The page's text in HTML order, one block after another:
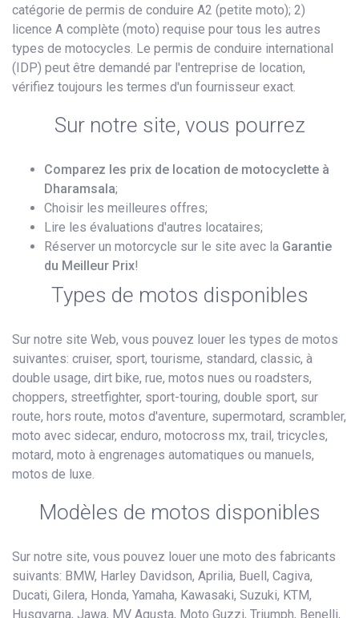
catégorie de permis de conduire A2 (petite moto); 2)
licence A complète (moto) requise pour tous les autres
types de motocycles. Le permis de conduire international
(IDP) peut être demandé par l'entreprise de location,
vérifiez toujours les termes d'un fournisseur exact.
Sur notre site, vous pourrez
Comparez les prix de location de motocyclette à
Dharamsala;
Choisir les meilleures offres;
Lire les évaluations d'autres locataires;
Réserver un motorcycle sur le site avec la Garantie
du Meilleur Prix!
Types de motos disponibles
Sur notre site Web, vous pouvez louer les types de motos
suivantes: cruiser, sport, tourisme, standard, classic, à
double usage, dirt bike, rue, motos nues ou roadsters,
choppers, streetfighter, sport-touring, double sport, sur
route, hors route, motos d'aventure, supermotard, scrambler,
moto avec sidecar, enduro, motocross mx, trail, tricycles,
motard, moto à engrenages automatiques ou manuels,
motos de luxe.
Modèles de motos disponibles
Sur notre site, vous pouvez louer une moto des fabricants
suivants: BMW, Harley Davidson, Aprilia, Buell, Cagiva,
Ducati, Gilera, Honda, Yamaha, Kawasaki, Suzuki, KTM,
Husqvarna, Jawa, MV Agusta, Moto Guzzi, Triumph, Benelli,